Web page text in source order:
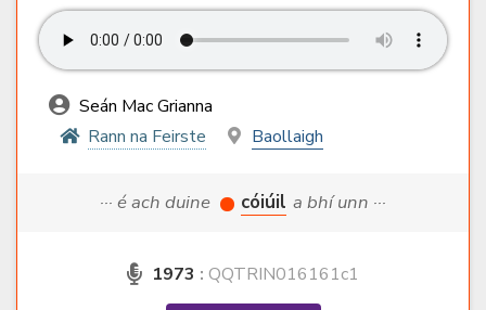
Seán Mac Grianna
Rann na Feirste
Baollaigh
··· é ach duine cóiúil a bhí unn ···
1973 : QQTRIN016161c1